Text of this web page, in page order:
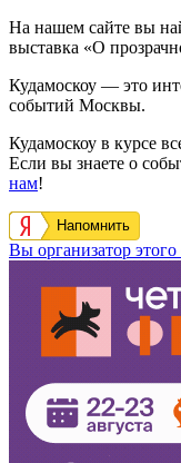
На нашем сайте вы
выставка «О
Кудамоскоу — это
событий Москвы.
Кудамоскоу в курсе
Если вы знаете о
нам!
Напомнить
Вы организатор